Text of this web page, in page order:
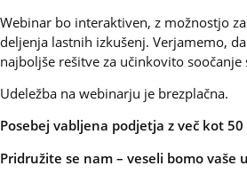
Webinar bo interaktiven, z možnostjo
deljenja lastnih izkušenj. Verjamemo,
najboljše rešitve za učinkovito
Udeležba na webinarju je brezplačna.
Posebej vabljena podjetja z več kot
Pridružite se nam – veseli bomo vaše